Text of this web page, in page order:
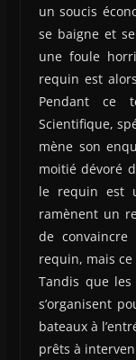
un soucis
se baigne et
une foule
requin est
Pendant ce
Scientifique,
mène son
moitié dévoré
le requin est
ramènent un
de
requin, mais
Tandis que
s’organisent
bateaux à
prêts à